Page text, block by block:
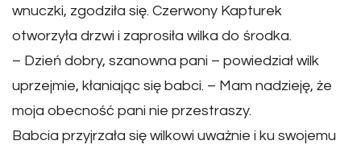
wnuczki, zgodziła się. Czerwony Kapturek
otworzyła drzwi i zaprosiła wilka do środka.
– Dzień dobry, szanowna pani – powiedział wilk
uprzejmie, kłaniając się babci. – Mam nadzieję, że
moja obecność pani nie przestraszy.
Babcia przyjrzała się wilkowi uważnie i ku swojemu